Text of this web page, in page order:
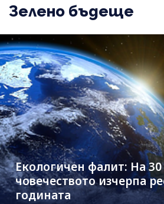
Зелено бъдеще
Екологичен фалит: На
човечеството изчерпа
годината